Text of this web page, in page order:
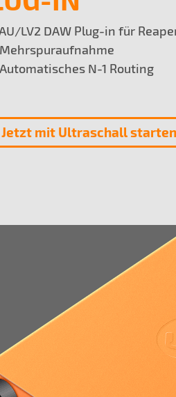
LV2 DAW Plug-in für
Mehrspuraufnahme
Automatisches N-1 Routing
Jetzt mit Ultraschall starten